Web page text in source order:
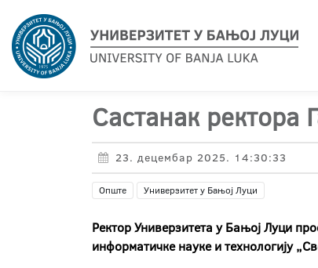
Састанак ректора
23. децембар 2025. 14:30:33
Опште Универзитет у Бањој Луци
Ректор Универзитета у Бањој Луци
информатичке науке и технологију